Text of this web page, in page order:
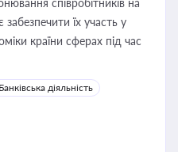
співробітників на
їх участь у
країни сферах під час
Банківська діяльність